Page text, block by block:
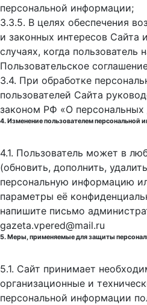
персональной информации;
3.3.5. В целях обеспечения
и законных интересов Сайта
случаях, когда пользователь
Пользовательское
3.4. При обработке
пользователей Сайта
законом РФ «О персональных
4. Изменение пользователем персональной
4.1. Пользователь может в
(обновить, дополнить,
персональную информацию
параметры её
напишите письмо
gazeta.vpered@mail.ru
5. Меры, применяемые для защиты
5.1. Сайт принимает
организационные и
персональной информации